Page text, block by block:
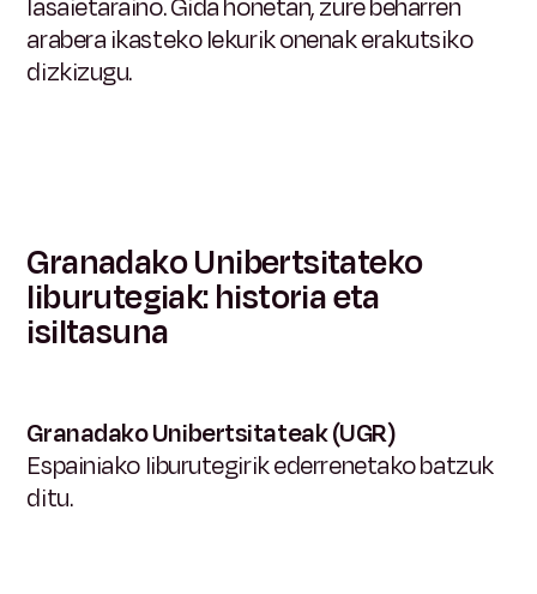
lasaietaraino. Gida honetan, zure beharren
arabera ikasteko lekurik onenak erakutsiko
dizkizugu.
Granadako Unibertsitateko
liburutegiak: historia eta
isiltasuna
Granadako Unibertsitateak (UGR)
Espainiako liburutegirik ederrenetako batzuk
ditu.